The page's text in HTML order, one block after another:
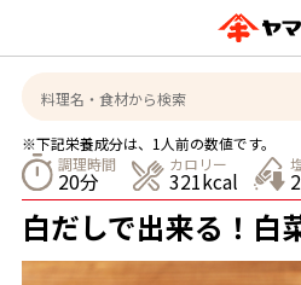
商品情報
ブランド一覧
レシピ
おいしいレシピを探す
かつお節・だしを楽しむ
※下記栄養成分は、1人前の数値です。
調理時間
20分
カロリー
321kcal
白だしで出来る！白